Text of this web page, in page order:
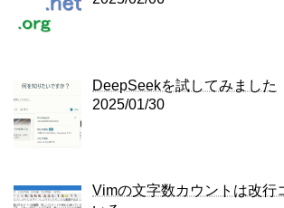
DeepSeekを試してみました
2025/01/30
Vimの文字数カウントは改行